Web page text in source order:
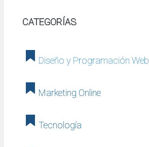
CATEGORÍAS
Diseño y Programación Web
Marketing Online
Tecnología